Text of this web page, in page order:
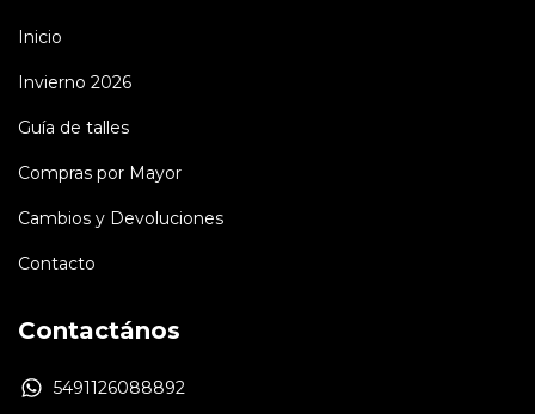
Inicio
Invierno 2026
Guía de talles
Compras por Mayor
Cambios y Devoluciones
Contacto
Contactános
5491126088892